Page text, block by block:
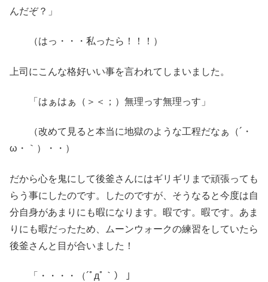
んだぞ？」
（はっ・・・私ったら！！！）
上司にこんな格好いい事を言われてしまいました。
「はぁはぁ（＞＜；）無理っす無理っす」
（改めて見ると本当に地獄のような工程だなぁ（´・
ω・｀）・・）
だから心を鬼にして後釜さんにはギリギリまで頑張っても
らう事にしたのです。したのですが、そうなると今度は自
分自身があまりにも暇になります。暇です。暇です。あま
りにも暇だったため、ムーンウォークの練習をしていたら
後釜さんと目が合いました！
「・・・・（´ﾟдﾟ｀） 」